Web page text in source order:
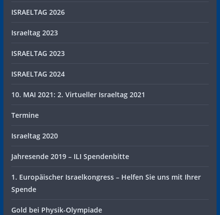
ISRAELTAG 2026
Israeltag 2023
ISRAELTAG 2023
ISRAELTAG 2024
10. MAI 2021: 2. Virtueller Israeltag 2021
Termine
Israeltag 2020
Jahresende 2019 – ILI Spendenbitte
1. Europäischer Israelkongress – Helfen Sie uns mit Ihrer
Spende
Gold bei Physik-Olympiade